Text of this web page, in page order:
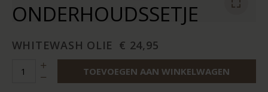
ONDERHOUDSSETJE
WHITEWASH OLIE € 24,95
TOEVOEGEN AAN WINKELWAGEN